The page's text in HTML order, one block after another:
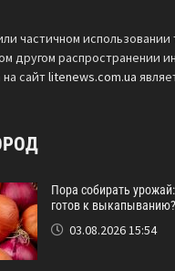
частичном
другом распространении
сайтlitenews.com.ua
Пора собирать
готов к выкапыванию?
03.08.2026 15:54